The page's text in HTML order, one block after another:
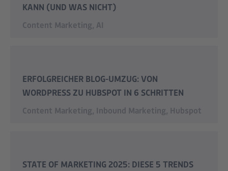
KANN (UND WAS NICHT)
Content Marketing, AI
ERFOLGREICHER BLOG-UMZUG: VON
WORDPRESS ZU HUBSPOT IN 6 SCHRITTEN
Content Marketing, Inbound Marketing, Hubspot
STATE OF MARKETING 2025: DIESE 5 TRENDS